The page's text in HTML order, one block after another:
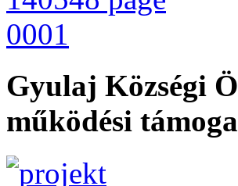
Gyulaj Községi
működési